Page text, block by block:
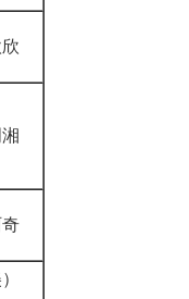
欣
湘
奇